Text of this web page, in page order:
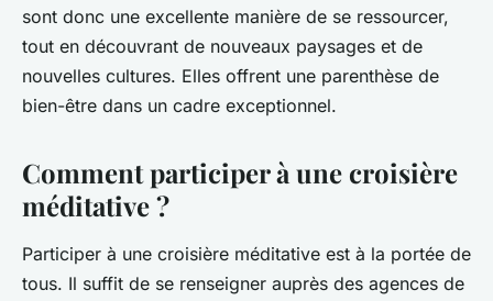
sont donc une excellente manière de se ressourcer,
tout en découvrant de nouveaux paysages et de
nouvelles cultures. Elles offrent une parenthèse de
bien-être dans un cadre exceptionnel.
Comment participer à une croisière
méditative ?
Participer à une croisière méditative est à la portée de
tous. Il suffit de se renseigner auprès des agences de